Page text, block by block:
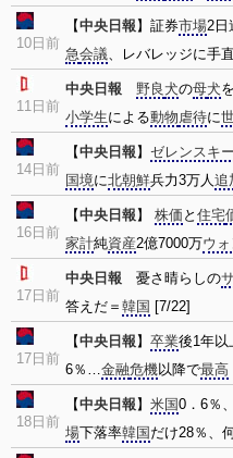
10日前
【中央日報 】証券市場2日
急会議、レバレッジに手
11日前
中央日報 野良犬の母犬
小学生による動物虐待に
14日前
【中央日報 】 ゼレンスキー
国境に北朝鮮兵力3万人追
16日前
【中央日報 】 株価 と 住宅
家計純資産2億7000万ウォ
17日前
中央日報 憂さ晴らしの
答えだ＝ 韓国 [7/22]
17日前
【中央日報 】 卒業後1年以
6％…金融危機以降で最高
18日前
【中央日報 】 米国0．6％、
場下落率韓国 だけ28％、